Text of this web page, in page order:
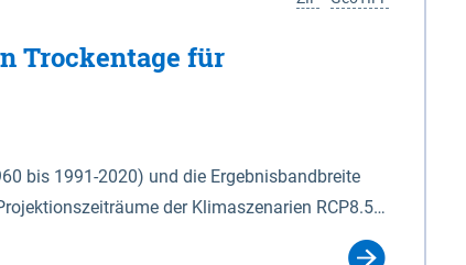
Trockentage für
bis 1991-2020) und die Ergebnisbandbreite
der Klimaszenarien RCP8.5